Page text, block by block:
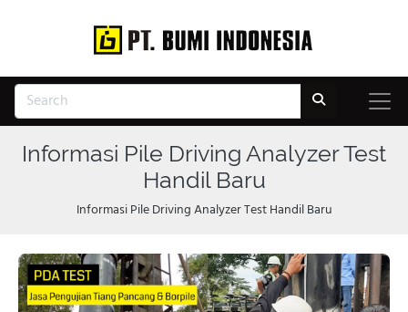
Informasi Pile Driving Analyzer Test
Handil Baru
Informasi Pile Driving Analyzer Test Handil Baru